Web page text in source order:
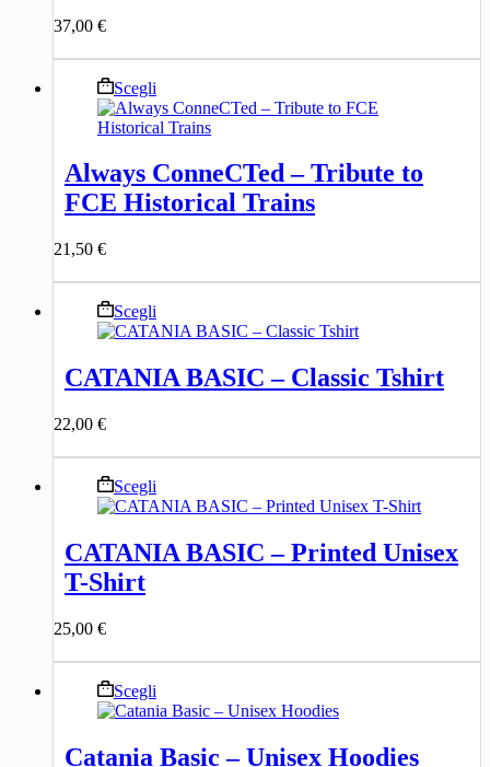
nella
pagina
prodotto
37,00 €
Scegli
prodotto
ha
varianti.
Le
opzioni
nella
del
prodotto
Always ConneCTed – Tribute to
FCE Historical Trains
21,50 €
Scegli
prodotto
più
varianti.
nella
del
prodotto
CATANIA BASIC – Classic Tshirt
22,00 €
Scegli
prodotto
più
varianti.
scelte
pagina
del
CATANIA BASIC – Printed Unisex
T-Shirt
25,00 €
Scegli
prodotto
più
Catania Basic – Unisex Hoodies